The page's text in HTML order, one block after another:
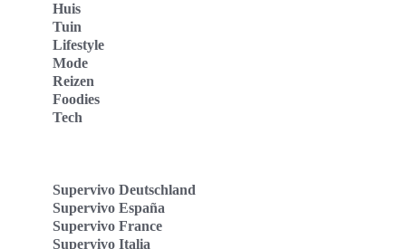
Huis
Tuin
Lifestyle
Mode
Reizen
Foodies
Tech
Supervivo Deutschland
Supervivo España
Supervivo France
Supervivo Italia